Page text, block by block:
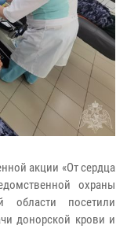
акции «От сердца
охраны
области посетили
донорской крови и